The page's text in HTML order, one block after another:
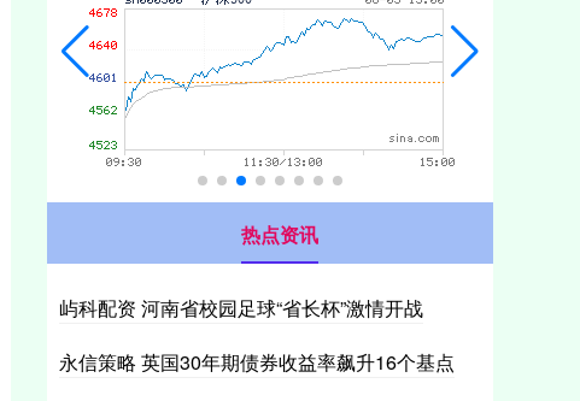
热点资讯
屿科配资 河南省校园足球“省长杯”激情开战
永信策略 英国30年期债券收益率飙升16个基点